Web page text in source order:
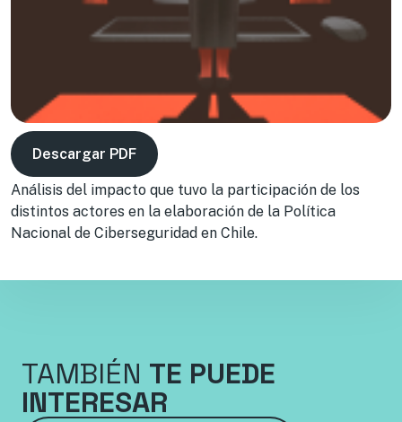
Descargar PDF
Análisis del impacto que tuvo la participación de los
distintos actores en la elaboración de la Política
Nacional de Ciberseguridad en Chile.
TAMBIÉN TE PUEDE
INTERESAR